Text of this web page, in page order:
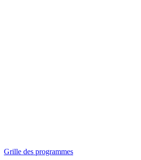
Grille des programmes